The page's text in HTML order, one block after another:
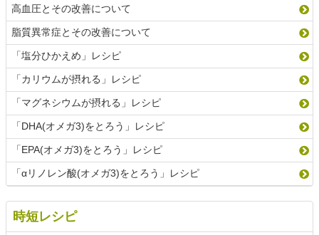
高血圧とその改善について
脂質異常症とその改善について
「塩分ひかえめ」レシピ
「カリウムが摂れる」レシピ
「マグネシウムが摂れる」レシピ
「DHA(オメガ3)をとろう」レシピ
「EPA(オメガ3)をとろう」レシピ
「αリノレン酸(オメガ3)をとろう」レシピ
時短レシピ